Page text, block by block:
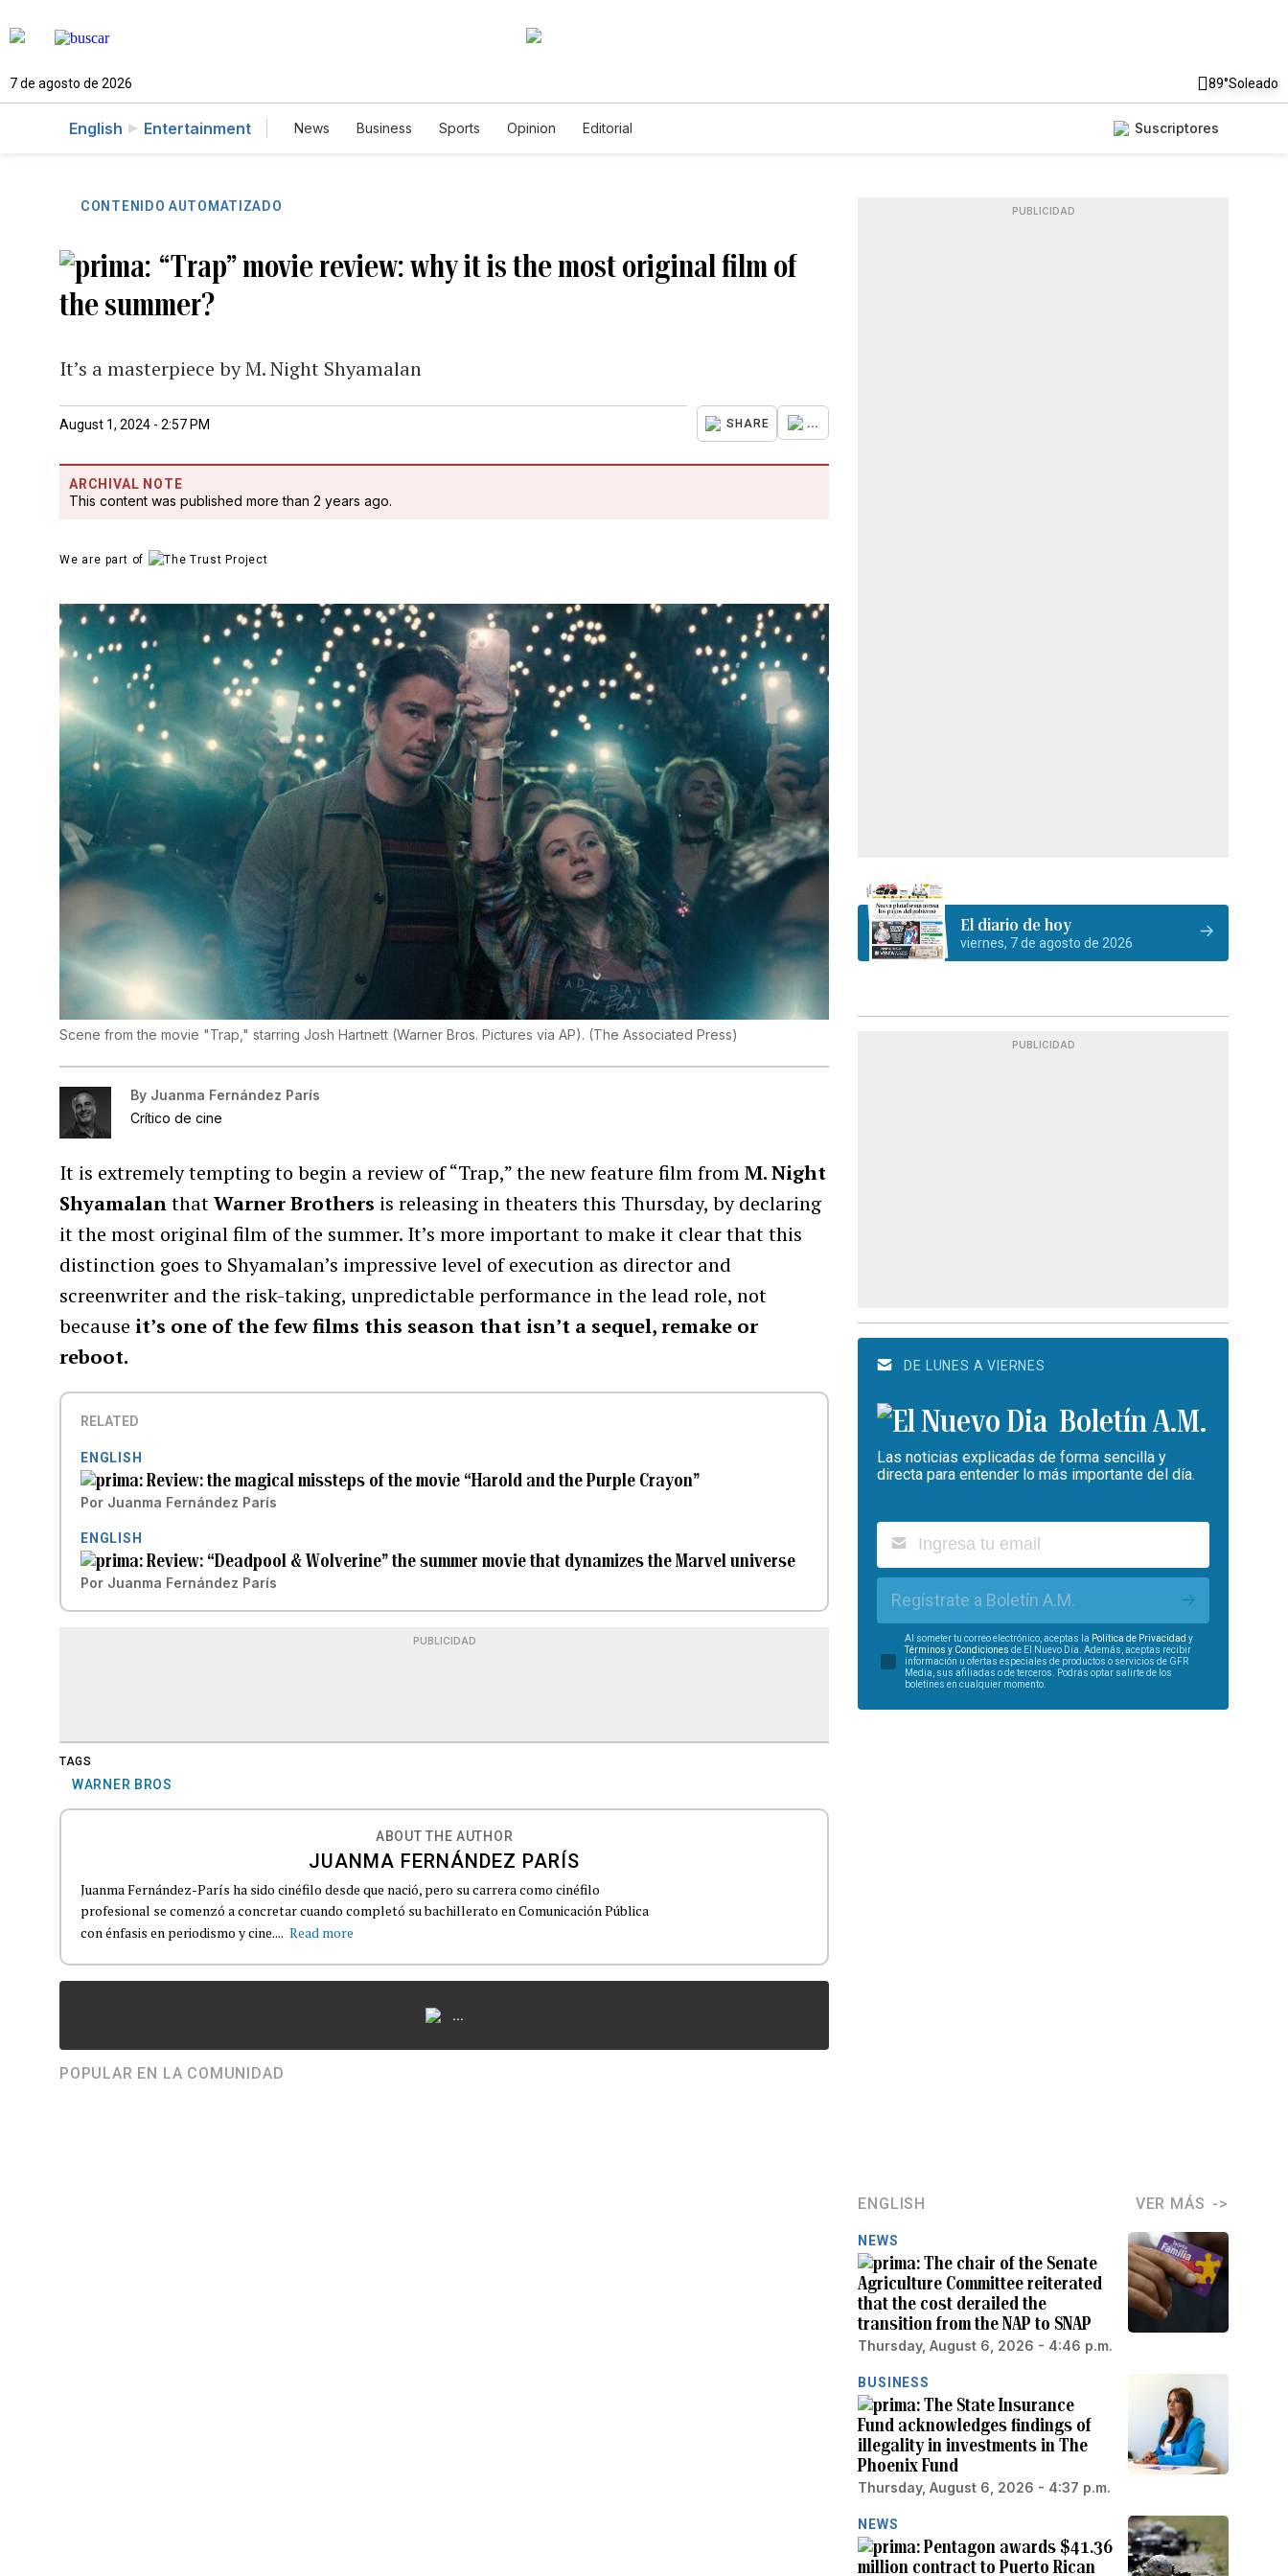
7 de agosto de 2026 89°Soleado
English Entertainment News Business Sports Opinion Editorial Suscriptores
CONTENIDO AUTOMATIZADO
“Trap” movie review: why it is the most original film of
the summer?
It’s a masterpiece by M. Night Shyamalan
August 1, 2024 - 2:57 PM SHARE ...
ARCHIVAL NOTE
This content was published more than 2 years ago.
We are part of
Scene from the movie "Trap," starring Josh Hartnett (Warner Bros. Pictures via AP). (The Associated Press)
By Juanma Fernández París
Crítico de cine
It is extremely tempting to begin a review of “Trap,” the new feature film fromM. Night
ShyamalanthatWarner Brothers is releasing in theaters this Thursday, by declaring
it the most original film of the summer. It’s more important to make it clear that this
distinction goes to Shyamalan’s impressive level of execution as director and
screenwriter and the risk-taking, unpredictable performance in the lead role, not
because it’s one of the few films this season that isn’t a sequel, remake or
reboot.
RELATED
ENGLISH
Review: the magical missteps of the movie “Harold and the Purple Crayon”
Por Juanma Fernández París
ENGLISH
Review: “Deadpool & Wolverine” the summer movie that dynamizes the Marvel universe
Por Juanma Fernández París
PUBLICIDAD
TAGS
WARNER BROS
ABOUT THE AUTHOR
JUANMA FERNÁNDEZ PARÍS
Juanma Fernández-París ha sido cinéfilo desde que nació, pero su carrera como cinéfilo
profesional se comenzó a concretar cuando completó su bachillerato en Comunicación Pública
con énfasis en periodismo y cine.... Read more
...
POPULAR EN LA COMUNIDAD
PUBLICIDAD
El diario de hoy
viernes, 7 de agosto de 2026
PUBLICIDAD
DE LUNES A VIERNES
Boletín A.M.
Las noticias explicadas de forma sencilla y
directa para entender lo más importante del día.
Regístrate a Boletín A.M.
Al someter tu correo electrónico, aceptas la Política de Privacidad y
Términos y Condiciones de El Nuevo Día. Además, aceptas recibir
información u ofertas especiales de productos o servicios de GFR
Media, sus afiliadas o de terceros. Podrás optar salirte de los
boletines en cualquier momento.
ENGLISH VER MÁS
NEWS
The chair of the Senate
Agriculture Committee reiterated
that the cost derailed the
transition from the NAP to SNAP
Thursday, August 6, 2026 - 4:46 p.m.
BUSINESS
The State Insurance
Fund acknowledges findings of
illegality in investments in The
Phoenix Fund
Thursday, August 6, 2026 - 4:37 p.m.
NEWS
Pentagon awards $41.36
million contract to Puerto Rican